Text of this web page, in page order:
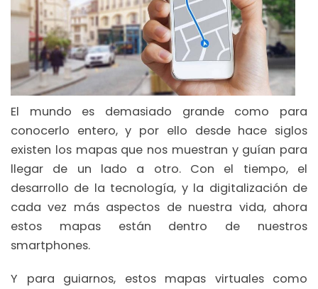
El mundo es demasiado grande como para
conocerlo entero, y por ello desde hace siglos
existen los mapas que nos muestran y guían para
llegar de un lado a otro. Con el tiempo, el
desarrollo de la tecnología, y la digitalización de
cada vez más aspectos de nuestra vida, ahora
estos mapas están dentro de nuestros
smartphones.
Y para guiarnos, estos mapas virtuales como